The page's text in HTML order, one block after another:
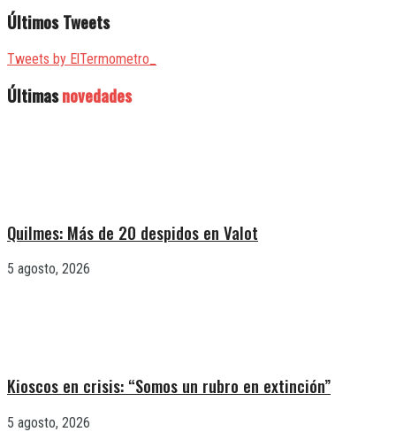
Últimos Tweets
Tweets by ElTermometro_
Últimasnovedades
Quilmes: Más de 20 despidos en Valot
5 agosto, 2026
Kioscos en crisis: “Somos un rubro en extinción”
5 agosto, 2026